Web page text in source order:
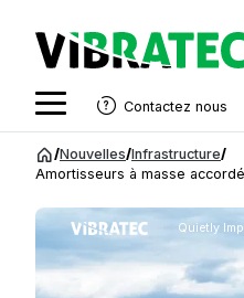
Contactez nous
/Nouvelles/Infrastructure/
Amortisseurs à masse
Quietly